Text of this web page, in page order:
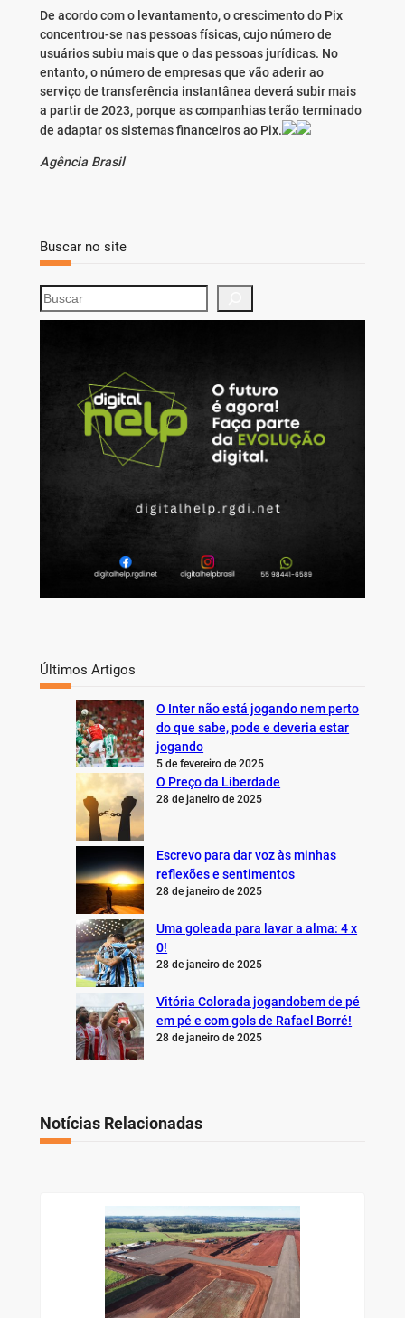
De acordo com o levantamento, o crescimento do Pix
concentrou-se nas pessoas físicas, cujo número de
usuários subiu mais que o das pessoas jurídicas. No
entanto, o número de empresas que vão aderir ao
serviço de transferência instantânea deverá subir mais
a partir de 2023, porque as companhias terão terminado
de adaptar os sistemas financeiros ao Pix.
Agência Brasil
Buscar no site
S
e
Últimos Artigos
O Inter não está jogando nem perto
do que sabe, pode e deveria estar
jogando
5 de fevereiro de 2025
O Preço da Liberdade
28 de janeiro de 2025
Escrevo para dar voz às minhas
reflexões e sentimentos
28 de janeiro de 2025
Uma goleada para lavar a alma: 4 x
0!
28 de janeiro de 2025
Vitória Colorada jogandobem de pé
em pé e com gols de Rafael Borré!
28 de janeiro de 2025
Notícias Relacionadas